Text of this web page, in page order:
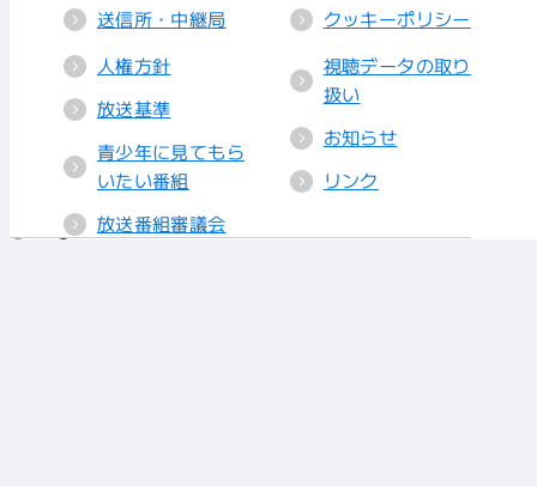
送信所・中継局
人権方針
放送基準
青少年に見てもら
いたい番組
放送番組審議会
クッキーポリシー
視聴データの取り
扱い
お知らせ
リンク